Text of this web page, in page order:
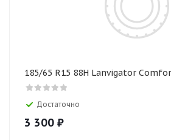
185/65 R15 88H Lanvigator
Достаточно
3 300 ₽